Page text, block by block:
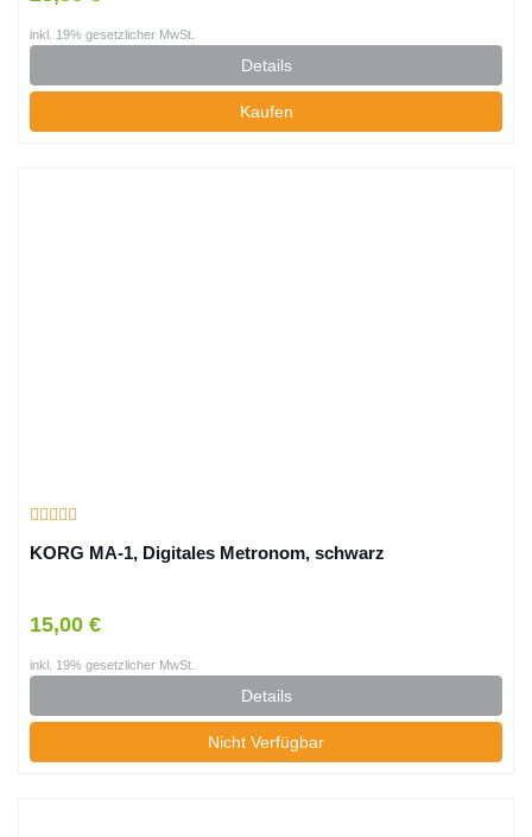
inkl. 19% gesetzlicher MwSt.
Details
Kaufen
KORG MA-1, Digitales Metronom, schwarz
15,00 €
inkl. 19% gesetzlicher MwSt.
Details
Nicht Verfügbar